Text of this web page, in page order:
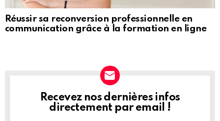
Réussir sa reconversion professionnelle en
communication grâce à la formation en ligne
NEWSLETTER
Recevez nos dernières infos
directement par email !